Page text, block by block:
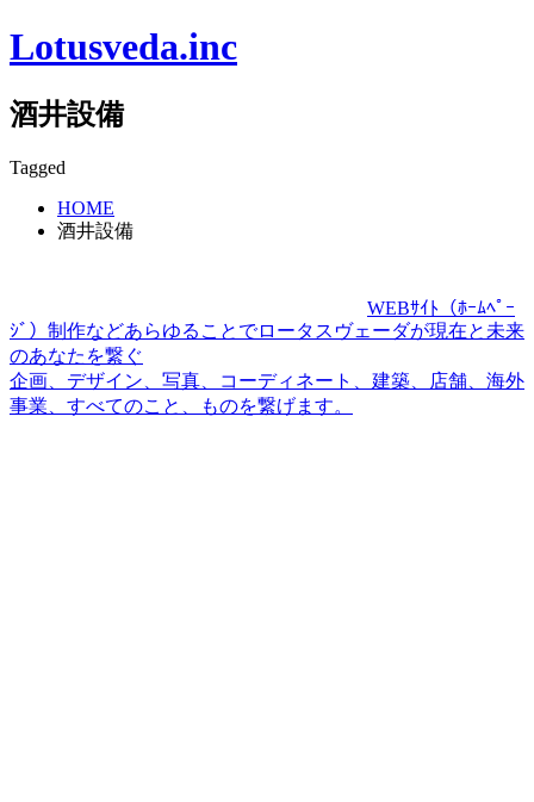
Lotusveda.inc
酒井設備
Tagged
HOME
酒井設備
WEBｻｲﾄ（ﾎｰﾑﾍﾟｰ
ｼﾞ）制作などあらゆることでロータスヴェーダが現在と未来
のあなたを繋ぐ
企画、デザイン、写真、コーディネート、建築、店舗、海外
事業、すべてのこと、ものを繋げます。